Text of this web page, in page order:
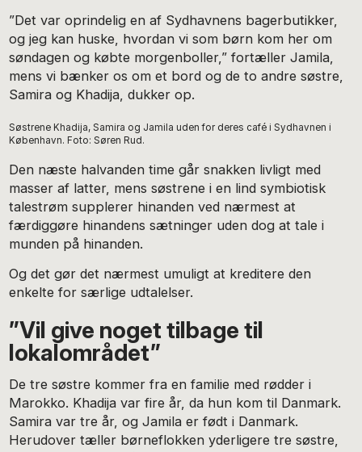
”Det var oprindelig en af Sydhavnens bagerbutikker,
og jeg kan huske, hvordan vi som børn kom her om
søndagen og købte morgenboller,” fortæller Jamila,
mens vi bænker os om et bord og de to andre søstre,
Samira og Khadija, dukker op.
Søstrene Khadija, Samira og Jamila uden for deres café i Sydhavnen i
København. Foto: Søren Rud.
Den næste halvanden time går snakken livligt med
masser af latter, mens søstrene i en lind symbiotisk
talestrøm supplerer hinanden ved nærmest at
færdiggøre hinandens sætninger uden dog at tale i
munden på hinanden.
Og det gør det nærmest umuligt at kreditere den
enkelte for særlige udtalelser.
”Vil give noget tilbage til
lokalområdet”
De tre søstre kommer fra en familie med rødder i
Marokko. Khadija var fire år, da hun kom til Danmark.
Samira var tre år, og Jamila er født i Danmark.
Herudover tæller børneflokken yderligere tre søstre,